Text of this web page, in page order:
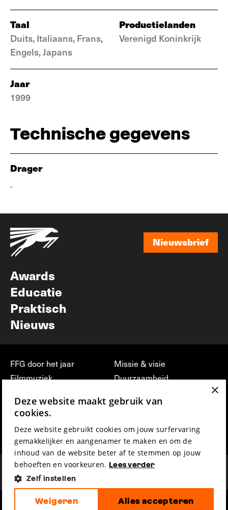
Taal
Duits, Italiaans, Frans,
Engels, Japans
Productielanden
Verenigd Koninkrijk
Jaar
1999
Technische gegevens
Drager
-
Nieuwsbrief
Awards
Educatie
Praktisch
Nieuws
FFG door het jaar
Filmmuziek
Press & Industry
Film Fest Friends
Missie & visie
Duurzaamheid
vrijwilligerswerk bij FFG
Privacy & Disclaimer
×
Deze website maakt gebruik van
cookies.
Deze website gebruikt cookies om jouw surfervaring
gemakkelijker en aangenamer te maken en om de
inhoud van de website beter af te stemmen op jouw
behoeften en voorkeuren. Lees verder
Zelf instellen
Alles accepteren
Weigeren